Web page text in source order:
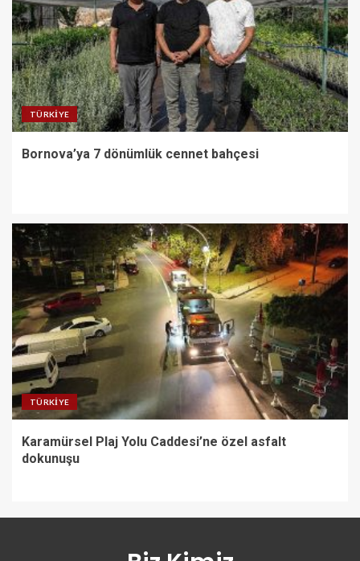
TÜRKIYE
Bornova’ya 7 dönümlük cennet bahçesi
TÜRKIYE
Karamürsel Plaj Yolu Caddesi’ne özel asfalt
dokunuşu